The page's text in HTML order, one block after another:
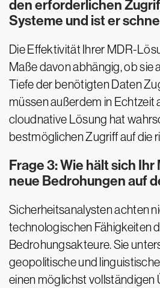
den erforderlichen
Systeme und ist er
Die Effektivität Ihrer MDR-
Maße davon abhängig, ob sie
Tiefe der benötigten Daten
müssen außerdem in Echtzeit
cloudnative Lösung hat
bestmöglichen Zugriff auf die
Frage 3: Wie hält sich Ihr
neue Bedrohungen auf
Sicherheitsanalysten achten
technologischen Fähigkeiten
Bedrohungsakteure. Sie
geopolitische und
einen möglichst vollständigen